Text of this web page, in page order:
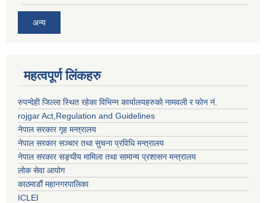
अन्य
महत्वपूर्ण लिंकहरु
रुपन्देही जिल्ला स्थित रहेका विभिन्न कार्यालयहरुको नामवली र फाेन न‌ं.
rojgar Act,Regulation and Guidelines
नेपाल सरकार गृह मन्त्रालय
नेपाल सरकार सञ्चार तथा सुचना प्रविधि मन्त्रालय
नेपाल सरकार सङ्घीय मामिला तथा सामान्य प्रशासन मन्त्रालय
लोक सेवा आयोग
काठमाडौं महानगरपालिका
ICLEI